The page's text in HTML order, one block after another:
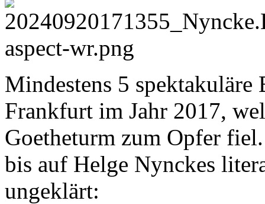
Mindestens 5 spektakuläre
Frankfurt im Jahr 2017,
Goetheturm zum Opfer
bis auf Helge Nynckes
ungeklärt: